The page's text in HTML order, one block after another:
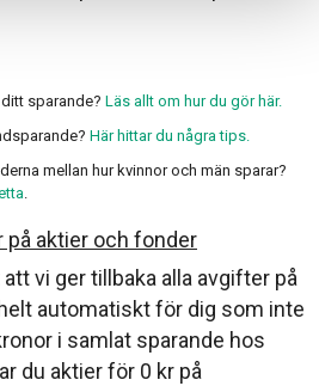
sparande? Läs allt om hur du gör här.
Här hittar du några tips.
mellan hur kvinnor och män sparar?
.
på aktier och fonder
vi ger tillbaka alla avgifter på
automatiskt för dig som inte
i samlat sparande hos
du aktier för 0 kr på